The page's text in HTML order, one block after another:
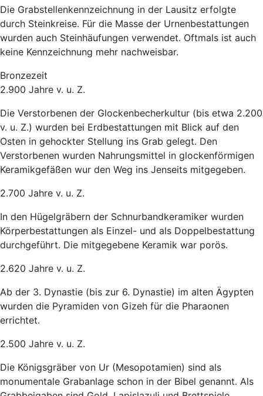
Die Grabstellenkennzeichnung in der Lausitz erfolgte
durch Steinkreise. Für die Masse der Urnenbestattungen
wurden auch Steinhäufungen verwendet. Oftmals ist auch
keine Kennzeichnung mehr nachweisbar.
Bronzezeit
2.900 Jahre v. u. Z.
Die Verstorbenen der Glockenbecherkultur (bis etwa 2.200
v. u. Z.) wurden bei Erdbestattungen mit Blick auf den
Osten in gehockter Stellung ins Grab gelegt. Den
Verstorbenen wurden Nahrungsmittel in glockenförmigen
Keramikgefäßen wur den Weg ins Jenseits mitgegeben.
2.700 Jahre v. u. Z.
In den Hügelgräbern der Schnurbandkeramiker wurden
Körperbestattungen als Einzel- und als Doppelbestattung
durchgeführt. Die mitgegebene Keramik war porös.
2.620 Jahre v. u. Z.
Ab der 3. Dynastie (bis zur 6. Dynastie) im alten Ägypten
wurden die Pyramiden von Gizeh für die Pharaonen
errichtet.
2.500 Jahre v. u. Z.
Die Königsgräber von Ur (Mesopotamien) sind als
monumentale Grabanlage schon in der Bibel genannt. Als